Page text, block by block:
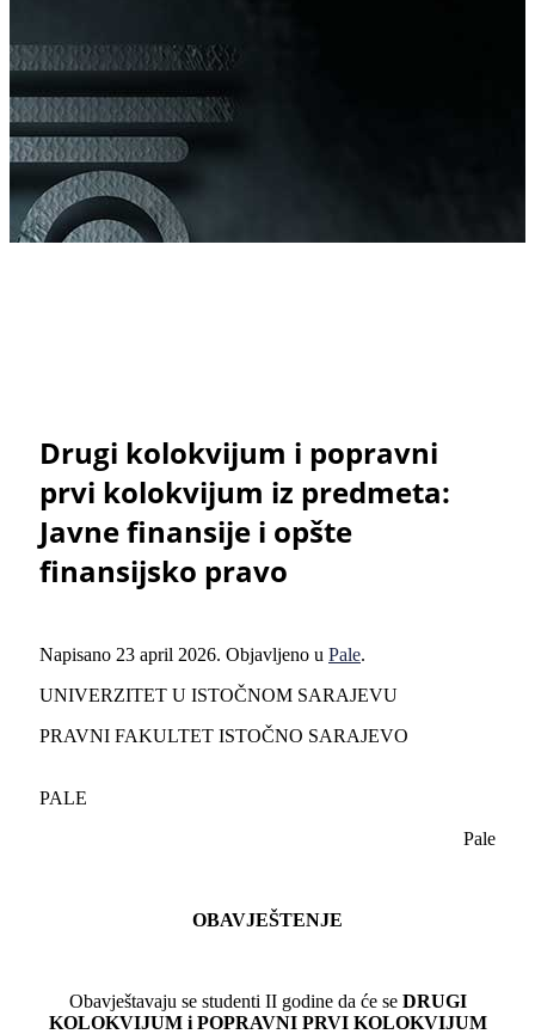
Drugi kolokvijum i popravni
prvi kolokvijum iz predmeta:
Javne finansije i opšte
finansijsko pravo
Napisano 23 april 2026. Objavljeno u Pale.
UNIVERZITET U ISTOČNOM SARAJEVU
PRAVNI FAKULTET ISTOČNO SARAJEVO
PALE
Pale
OBAVJEŠTENJE
Obavještavaju se studenti II godine da će se DRUGI
KOLOKVIJUM i POPRAVNI PRVI KOLOKVIJUM